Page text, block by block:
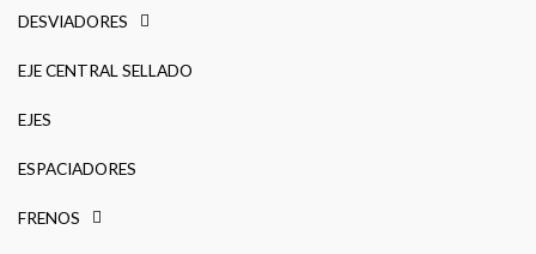
DESVIADORES
EJE CENTRAL SELLADO
EJES
ESPACIADORES
FRENOS